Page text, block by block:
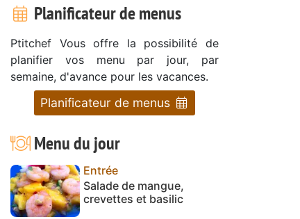
Planificateur de menus
Ptitchef Vous offre la possibilité de
planifier vos menu par jour, par
semaine, d'avance pour les vacances.
Planificateur de menus
Menu du jour
Entrée
Salade de mangue,
crevettes et basilic